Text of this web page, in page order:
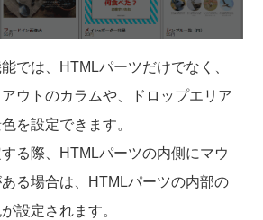
では、HTMLパーツだけでなく、
ウトのカラムや、ドロップエリア
を設定できます。
る際、HTMLパーツの内側にマウ
る場合は、HTMLパーツの内部の
設定されます。